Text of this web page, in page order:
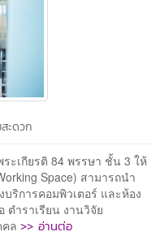
ะดวก
ะเกียรติ 84 พรรษา ชั้น 3 ให้
Space) สามารถนำ
ริการคอมพิวเตอร์ และห้อง
ำราเรียน งานวิจัย
ล >> อ่านต่อ